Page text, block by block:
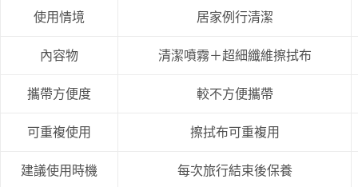
使用情境 居家例行清潔
內容物 清潔噴霧＋超細纖維擦拭布
攜帶方便度 較不方便攜帶
可重複使用 擦拭布可重複用
建議使用時機 每次旅行結束後保養